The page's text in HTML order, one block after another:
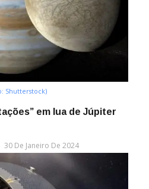
Shutterstock)
em lua de Júpiter
30 De Janeiro De 2024